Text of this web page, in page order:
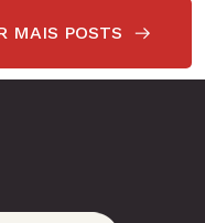
MAIS POSTS